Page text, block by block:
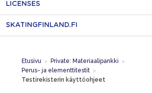
LICENSES
SKATINGFINLAND.FI
Etusivu > Private: Materiaalipankki >
Perus- ja elementtitestit >
Testirekisterin käyttöohjeet